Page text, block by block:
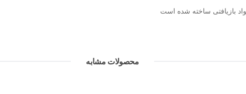
محصولات مشابه